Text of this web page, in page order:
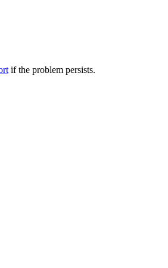
if the problem persists.